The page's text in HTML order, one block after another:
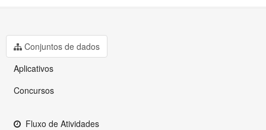
Conjuntos de dados
Aplicativos
Concursos
Fluxo de Atividades